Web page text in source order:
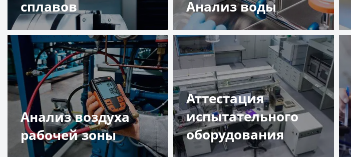
сплавов
Подробнее
Анализ воды
Подробнее
Анализ воздуха
рабочей зоны
Аттестация
испытательного
оборудования